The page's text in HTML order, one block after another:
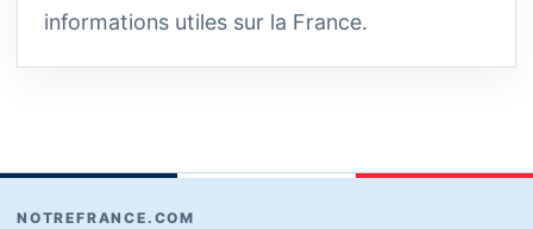
informations utiles sur la France.
NOTREFRANCE.COM